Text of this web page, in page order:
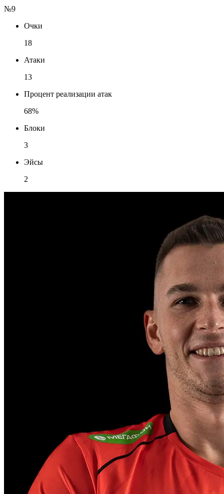
№9
Очки
18
Атаки
13
Процент реализации атак
68%
Блоки
3
Эйсы
2